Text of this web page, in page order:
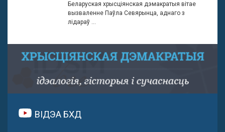
Беларуская хрысціянская дэмакратыя вітае
вызваленне Паўла Севярынца, аднаго з
лідараў ...
ВІДЭА БХД